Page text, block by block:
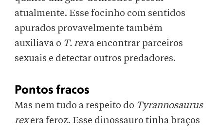
atualmente. Esse focinho com sentidos
apurados provavelmente também
auxiliava o T. rexa encontrar parceiros
sexuais e detectar outros predadores.
Pontos fracos
Mas nem tudo a respeito do Tyrannosaurus
rexera feroz. Esse dinossauro tinha braços